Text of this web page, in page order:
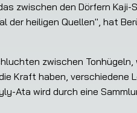
zwischen den Dörfern Kaji-
der heiligen Quellen", hat
zwischen
Kraft haben, verschiedene
Ata wird durch eine